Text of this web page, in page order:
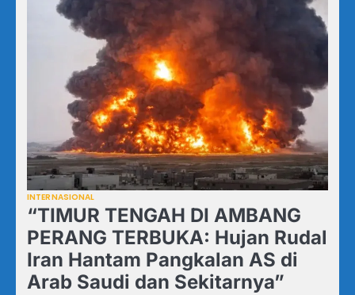
INTERNASIONAL
“TIMUR TENGAH DI AMBANG
PERANG TERBUKA: Hujan Rudal
Iran Hantam Pangkalan AS di
Arab Saudi dan Sekitarnya”